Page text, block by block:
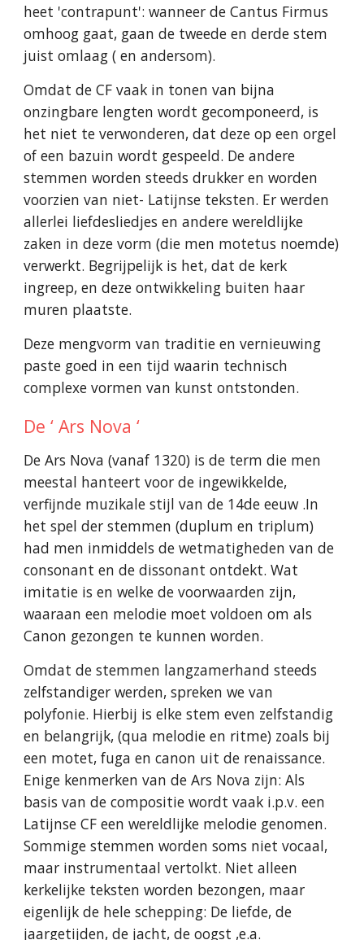
heet 'contrapunt': wanneer de Cantus Firmus
omhoog gaat, gaan de tweede en derde stem
juist omlaag ( en andersom).
Omdat de CF vaak in tonen van bijna
onzingbare lengten wordt gecomponeerd, is
het niet te verwonderen, dat deze op een orgel
of een bazuin wordt gespeeld. De andere
stemmen worden steeds drukker en worden
voorzien van niet- Latijnse teksten. Er werden
allerlei liefdesliedjes en andere wereldlijke
zaken in deze vorm (die men motetus noemde)
verwerkt. Begrijpelijk is het, dat de kerk
ingreep, en deze ontwikkeling buiten haar
muren plaatste.
Deze mengvorm van traditie en vernieuwing
paste goed in een tijd waarin technisch
complexe vormen van kunst ontstonden.
De ‘ Ars Nova ‘
De Ars Nova (vanaf 1320) is de term die men
meestal hanteert voor de ingewikkelde,
verfijnde muzikale stijl van de 14de eeuw .In
het spel der stemmen (duplum en triplum)
had men inmiddels de wetmatigheden van de
consonant en de dissonant ontdekt. Wat
imitatie is en welke de voorwaarden zijn,
waaraan een melodie moet voldoen om als
Canon gezongen te kunnen worden.
Omdat de stemmen langzamerhand steeds
zelfstandiger werden, spreken we van
polyfonie. Hierbij is elke stem even zelfstandig
en belangrijk, (qua melodie en ritme) zoals bij
een motet, fuga en canon uit de renaissance.
Enige kenmerken van de Ars Nova zijn: Als
basis van de compositie wordt vaak i.p.v. een
Latijnse CF een wereldlijke melodie genomen.
Sommige stemmen worden soms niet vocaal,
maar instrumentaal vertolkt. Niet alleen
kerkelijke teksten worden bezongen, maar
eigenlijk de hele schepping: De liefde, de
jaargetijden, de jacht, de oogst ,e.a.